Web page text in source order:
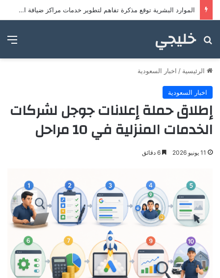
الموارد البشرية توقع مذكرة تفاهم لتطوير خدمات مراكز ضيافة الأطفال
خليجي
بحث عن
الرئيسية / اخبار السعودية
اخبار السعودية
إطلاق حملة إعلانات جوجل لشركات
الخدمات المنزلية في 10 مراحل
11 يونيو 2026